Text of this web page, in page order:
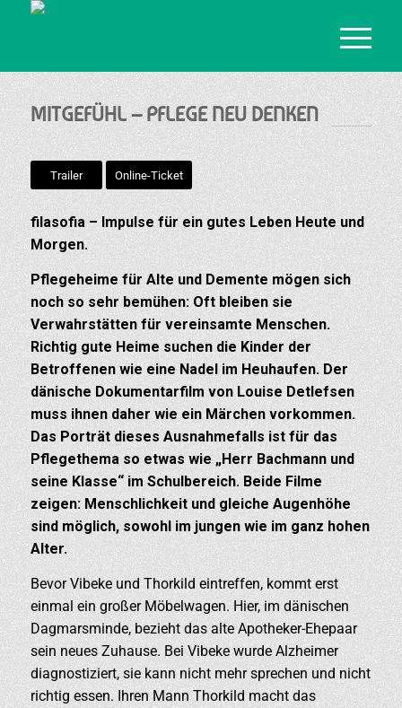
MITGEFÜHL – PFLEGE NEU DENKEN
Trailer Online-Ticket
filasofia – Impulse für ein gutes Leben Heute und
Morgen.
Pflegeheime für Alte und Demente mögen sich
noch so sehr bemühen: Oft bleiben sie
Verwahrstätten für vereinsamte Menschen.
Richtig gute Heime suchen die Kinder der
Betroffenen wie eine Nadel im Heuhaufen. Der
dänische Dokumentarfilm von Louise Detlefsen
muss ihnen daher wie ein Märchen vorkommen.
Das Porträt dieses Ausnahmefalls ist für das
Pflegethema so etwas wie „Herr Bachmann und
seine Klasse“ im Schulbereich. Beide Filme
zeigen: Menschlichkeit und gleiche Augenhöhe
sind möglich, sowohl im jungen wie im ganz hohen
Alter.
Bevor Vibeke und Thorkild eintreffen, kommt erst
einmal ein großer Möbelwagen. Hier, im dänischen
Dagmarsminde, bezieht das alte Apotheker-Ehepaar
sein neues Zuhause. Bei Vibeke wurde Alzheimer
diagnostiziert, sie kann nicht mehr sprechen und nicht
richtig essen. Ihren Mann Thorkild macht das